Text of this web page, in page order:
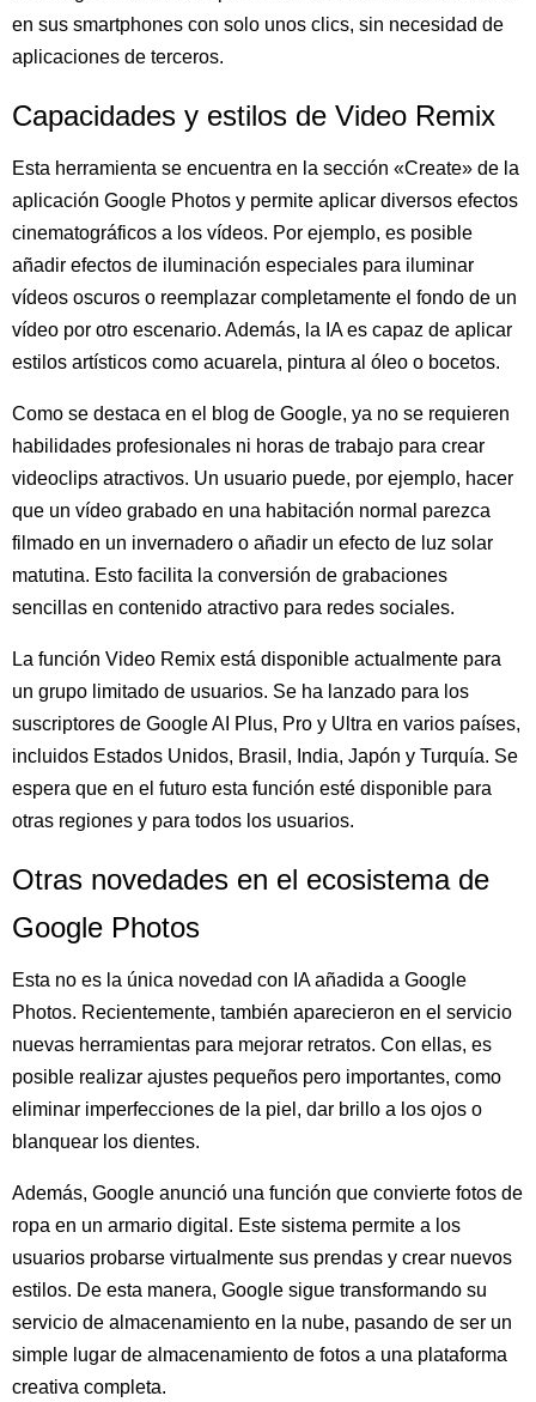
en sus smartphones con solo unos clics, sin necesidad de
aplicaciones de terceros.
Capacidades y estilos de Video Remix
Esta herramienta se encuentra en la sección «Create» de la
aplicación Google Photos y permite aplicar diversos efectos
cinematográficos a los vídeos. Por ejemplo, es posible
añadir efectos de iluminación especiales para iluminar
vídeos oscuros o reemplazar completamente el fondo de un
vídeo por otro escenario. Además, la IA es capaz de aplicar
estilos artísticos como acuarela, pintura al óleo o bocetos.
Como se destaca en el blog de Google, ya no se requieren
habilidades profesionales ni horas de trabajo para crear
videoclips atractivos. Un usuario puede, por ejemplo, hacer
que un vídeo grabado en una habitación normal parezca
filmado en un invernadero o añadir un efecto de luz solar
matutina. Esto facilita la conversión de grabaciones
sencillas en contenido atractivo para redes sociales.
La función Video Remix está disponible actualmente para
un grupo limitado de usuarios. Se ha lanzado para los
suscriptores de Google AI Plus, Pro y Ultra en varios países,
incluidos Estados Unidos, Brasil, India, Japón y Turquía. Se
espera que en el futuro esta función esté disponible para
otras regiones y para todos los usuarios.
Otras novedades en el ecosistema de
Google Photos
Esta no es la única novedad con IA añadida a Google
Photos. Recientemente, también aparecieron en el servicio
nuevas herramientas para mejorar retratos. Con ellas, es
posible realizar ajustes pequeños pero importantes, como
eliminar imperfecciones de la piel, dar brillo a los ojos o
blanquear los dientes.
Además, Google anunció una función que convierte fotos de
ropa en un armario digital. Este sistema permite a los
usuarios probarse virtualmente sus prendas y crear nuevos
estilos. De esta manera, Google sigue transformando su
servicio de almacenamiento en la nube, pasando de ser un
simple lugar de almacenamiento de fotos a una plataforma
creativa completa.